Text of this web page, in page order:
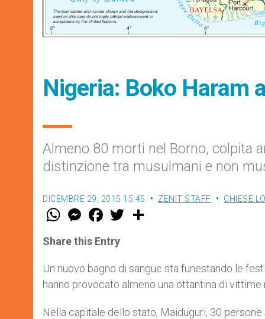
Nigeria: Boko Haram
Almeno 80 morti nel Borno, colpita
distinzione tra musulmani e non
DICEMBRE 29, 2015 15:45 ZENIT STAFF CHIESE
W
t
s
p
p
M
e
s
e
g
e
r
F
a
e
b
o
k
w
r
Share this Entry
Un nuovo bagno di sangue sta funestando le
hanno provocato almeno una ottantina di vittime
Nella capitale dello stato, Maiduguri, 30